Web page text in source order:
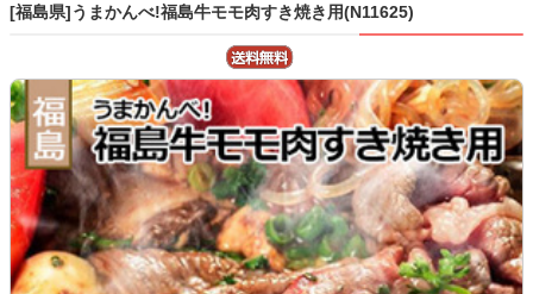
[福島県]うまかんべ!福島牛モモ肉すき焼き用(N11625)